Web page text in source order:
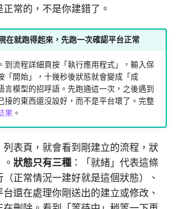
常的，不是你建錯了。
在就跑得起來，先跑一次確認平台正常
到流程詳細頁按「執行應用程式」，輸入保
「開始」，十幾秒後狀態就會變成「成
言模型的招呼語。先跑通這一次，之後遇到
接的東西還沒設好，而不是平台壞了。完整
果 。
列表頁，就會看到剛建立的流程，狀
狀態只有三種：「就緒」代表這條
正常情況一建好就是這個狀態）、
台還在處理你剛送出的建立或修改、